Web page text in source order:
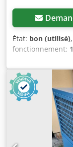
État: bon (utilisé)
fonctionnement:
: 18,4 m3/h
d’alimentation
d’alimentation du
Aqqjf
depuis 2 ans.